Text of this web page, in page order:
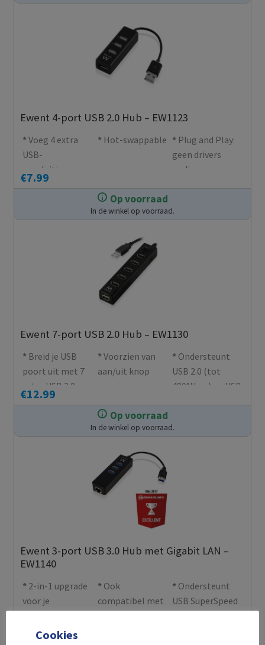
Op voorraad
In de winkel op voorraad.
Ewent 4-port USB 2.0 Hub – EW1123
€7.99
Voeg 4 extra
USB-
aansluitingen
toe aan je pc of
Hot-swappable
Plug and Play:
geen drivers
nodig
Op voorraad
In de winkel op voorraad.
Ewent 7-port USB 2.0 Hub – EW1130
€12.99
Breid je USB
poort uit met 7
extra USB 2.0
aansluitingen
Voorzien van
aan/uit knop
Ondersteunt
USB 2.0 (tot
480Mbps) en USB
Ewent 3-port USB 3.0 Hub met Gigabit LAN –
EW1140
2-in-1 upgrade
voor je
3 extra USB
Ook
compatibel met
Ondersteunt
USB SuperSpeed
Cookies